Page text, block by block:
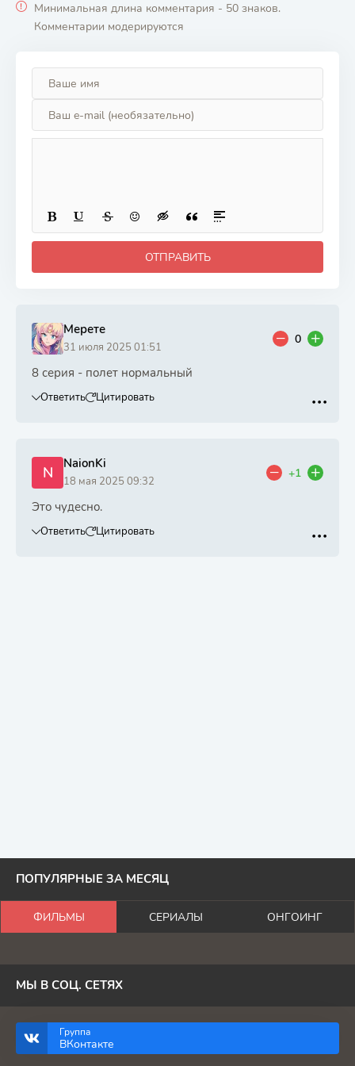
цивилизации
бесполезный,
теперь
Минимальная длина комментария - 50 знаков.
Комментарии модерируются
ОТПРАВИТЬ
Мерете
31 июля 2025 01:51
0
8 серия - полет нормальный
Ответить Цитировать
N NaionKi
18 мая 2025 09:32
+1
Это чудесно.
Ответить Цитировать
ПОПУЛЯРНЫЕ ЗА МЕСЯЦ
ФИЛЬМЫ СЕРИАЛЫ ОНГОИНГ
МЫ В СОЦ. СЕТЯХ
Группа
ВКонтакте